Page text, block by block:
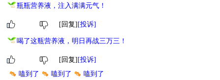
瓶瓶营养液，注入满满元气！
[回复] [投诉]
喝了这瓶营养液，明日再战三万三！
[回复] [投诉]
嗑到了
嗑到了 嗑到了